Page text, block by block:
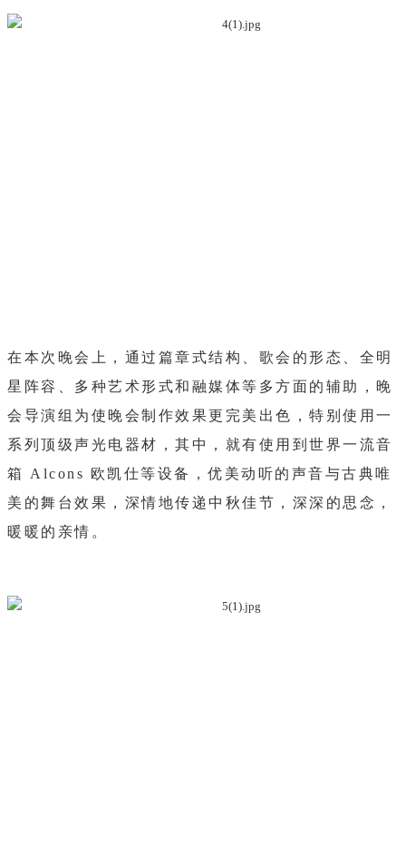
在本次晚会上，通过篇章式结构、歌会的形态、全明
星阵容、多种艺术形式和融媒体等多方面的辅助，晚
会导演组为使晚会制作效果更完美出色，特别使用一
系列顶级声光电器材，其中，就有使用到世界一流音
箱 Alcons 欧凯仕等设备，优美动听的声音与古典唯
美的舞台效果，深情地传递中秋佳节，深深的思念，
暖暖的亲情。